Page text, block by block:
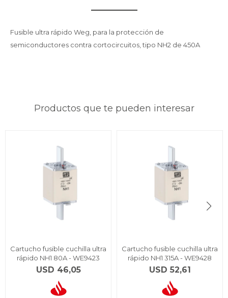
Fusible ultra rápido Weg, para la protección de
semiconductores contra cortocircuitos, tipo NH2 de 450A
Productos que te pueden interesar
Cartucho fusible cuchilla ultra
rápido NH1 80A - WE9423
USD 46,05
Cartucho fusible cuchilla ultra
rápido NH1 315A - WE9428
USD 52,61